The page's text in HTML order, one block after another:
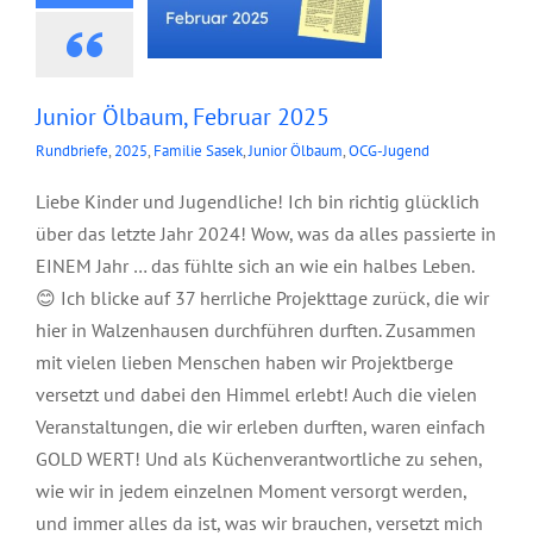
Junior Ölbaum, Februar 2025
Rundbriefe, 2025, Familie Sasek,Junior Ölbaum,OCG-Jugend
Liebe Kinder und Jugendliche! Ich bin richtig glücklich
über das letzte Jahr 2024! Wow, was da alles passierte in
EINEM Jahr … das fühlte sich an wie ein halbes Leben.
😊 Ich blicke auf 37 herrliche Projekttage zurück, die wir
hier in Walzenhausen durchführen durften. Zusammen
mit vielen lieben Menschen haben wir Projektberge
versetzt und dabei den Himmel erlebt! Auch die vielen
Veranstaltungen, die wir erleben durften, waren einfach
GOLD WERT! Und als Küchenverantwortliche zu sehen,
wie wir in jedem einzelnen Moment versorgt werden,
und immer alles da ist, was wir brauchen, versetzt mich